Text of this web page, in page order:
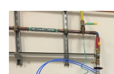
参考文献
[1]
电子科技大学
PhaseFMR-40
哈尔滨工业大学